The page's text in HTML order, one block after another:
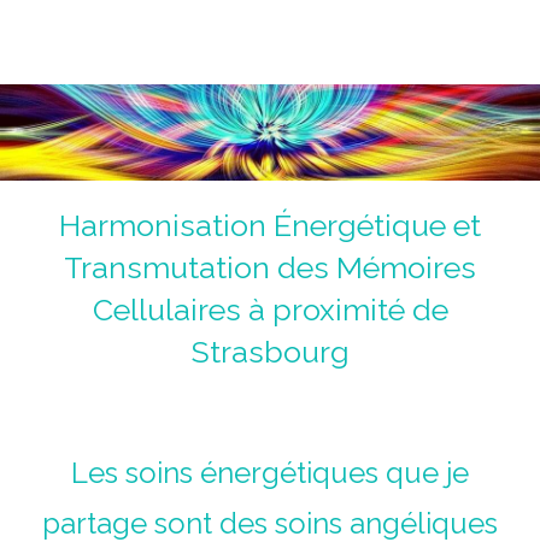
Harmonisation Énergétique et
Transmutation des Mémoires
Cellulaires à proximité de
Strasbourg
Les soins énergétiques que je
partage sont des soins angéliques